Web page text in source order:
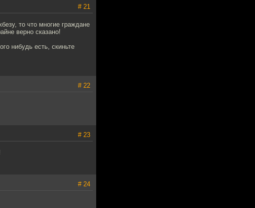
# 21
то что многие граждане
верно сказано!
нибудь есть, скиньте
# 22
# 23
# 24